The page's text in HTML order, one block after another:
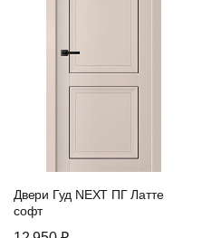
Двери Гуд NEXT ПГ Латте
софт